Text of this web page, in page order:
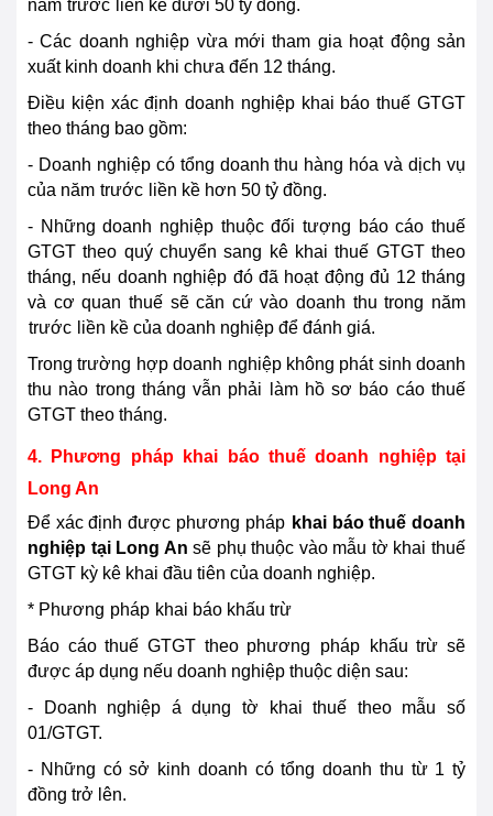
năm trước liền kề dưới 50 tỷ đồng.
- Các doanh nghiệp vừa mới tham gia hoạt động sản
xuất kinh doanh khi chưa đến 12 tháng.
Điều kiện xác định doanh nghiệp khai báo thuế GTGT
theo tháng bao gồm:
- Doanh nghiệp có tổng doanh thu hàng hóa và dịch vụ
của năm trước liền kề hơn 50 tỷ đồng.
- Những doanh nghiệp thuộc đối tượng báo cáo thuế
GTGT theo quý chuyển sang kê khai thuế GTGT theo
tháng, nếu doanh nghiệp đó đã hoạt động đủ 12 tháng
và cơ quan thuế sẽ căn cứ vào doanh thu trong năm
trước liền kề của doanh nghiệp để đánh giá.
Trong trường hợp doanh nghiệp không phát sinh doanh
thu nào trong tháng vẫn phải làm hồ sơ báo cáo thuế
GTGT theo tháng.
4. Phương pháp khai báo thuế doanh nghiệp tại
Long An
Để xác định được phương pháp khai báo thuế doanh
nghiệp tại Long An sẽ phụ thuộc vào mẫu tờ khai thuế
GTGT kỳ kê khai đầu tiên của doanh nghiệp.
* Phương pháp khai báo khấu trừ
Báo cáo thuế GTGT theo phương
pháp
khấu trừ sẽ
được áp dụng nếu doanh nghiệp thuộc diện sau:
- Doanh nghiệp á dụng tờ khai thuế theo mẫu số
01/GTGT.
- Những có sở kinh doanh có tổng doanh thu từ 1 tỷ
đồng trở lên.